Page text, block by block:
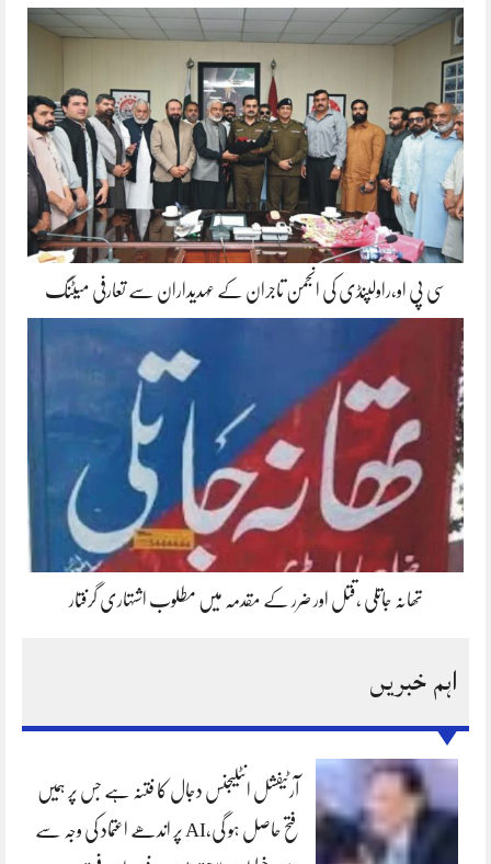
سی پی او،راولپنڈی کی انجمن تاجران کے عہدیداران سے تعارفی میٹنگ
تھانہ جاتلی ،قتل اور ضرر کے مقدمہ میں مطلوب اشتہاری گرفتار
اہم خبریں
آرٹیفشل انٹلیجنس دجال کا فتنہ ہے جس پر ہمیں
فتح حاصل ہو گی،AI پر اندھے اعتماد کی وجہ سے